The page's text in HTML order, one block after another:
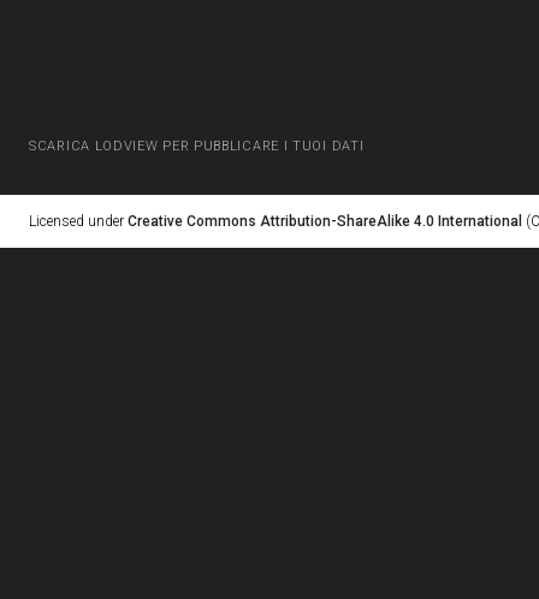
SCARICA LODVIEW PER PUBBLICARE I TUOI DATI
Licensed under Creative Commons Attribution-ShareAlike 4.0 International